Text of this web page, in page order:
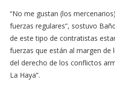
“No me gustan (los
fuerzas regulares”, sostuvo
de este tipo de contratistas
fuerzas que están al margen de
del derecho de los conflictos
La Haya”.